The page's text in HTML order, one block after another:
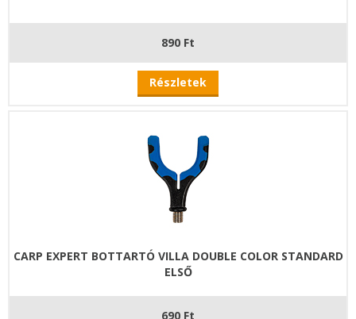
890 Ft
Részletek
CARP EXPERT BOTTARTÓ VILLA DOUBLE COLOR STANDARD
ELSŐ
690 Ft